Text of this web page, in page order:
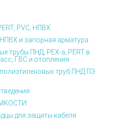
PVC, НПВХ
НПВХ и запорная арматура
трубы ПНД, PEX-а, PERT в
ГВС и отопления
труб ПНД ПЭ
для защиты кабеля